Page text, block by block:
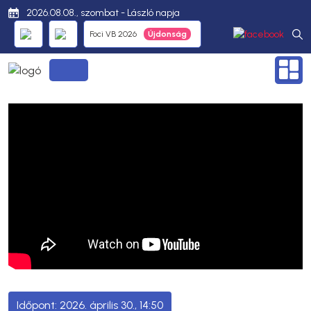
2026.08.08., szombat - László napja
Foci VB 2026
2026. április 30., 14:50